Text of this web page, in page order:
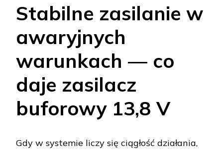
Stabilne zasilanie w
awaryjnych
warunkach — co
daje zasilacz
buforowy 13,8 V
Gdy w systemie liczy się ciągłość działania,